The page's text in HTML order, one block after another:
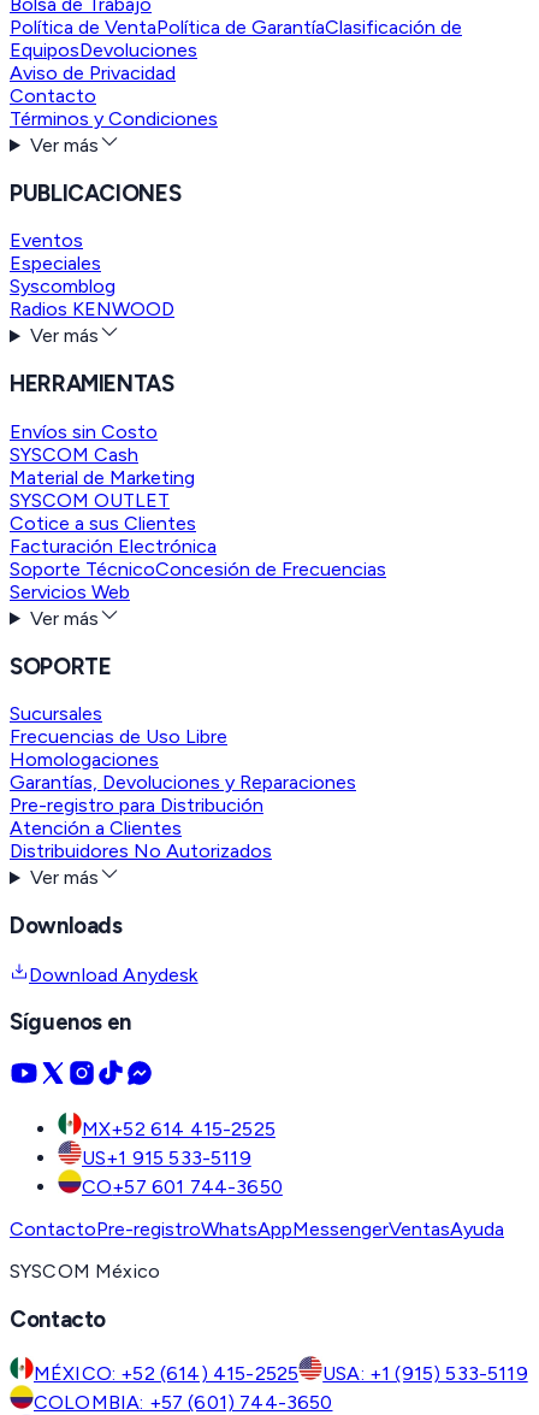
Política de VentaPolítica de GarantíaClasificación de
EquiposDevoluciones
Aviso de Privacidad
Contacto
Términos y Condiciones
Ver más
PUBLICACIONES
Eventos
Especiales
Syscomblog
Radios KENWOOD
Ver más
HERRAMIENTAS
Envíos sin Costo
SYSCOM Cash
Material de Marketing
SYSCOM OUTLET
Cotice a sus Clientes
Facturación Electrónica
Soporte TécnicoConcesión de Frecuencias
Servicios Web
Ver más
SOPORTE
Sucursales
Frecuencias de Uso Libre
Homologaciones
Garantías, Devoluciones y Reparaciones
Pre-registro para Distribución
Atención a Clientes
Distribuidores No Autorizados
Ver más
Downloads
Download Anydesk
Síguenos en
MX+52 614 415-2525
US+1 915 533-5119
CO+57 601 744-3650
ContactoPre-registroWhatsAppMessengerVentasAyuda
SYSCOM México
Contacto
MÉXICO: +52 (614) 415-2525
USA: +1 (915) 533-5119
COLOMBIA: +57 (601) 744-3650